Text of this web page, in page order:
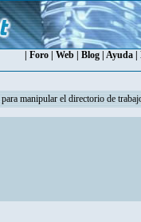
Foro| Web| Blog| Ayuda|
para manipular el directorio de